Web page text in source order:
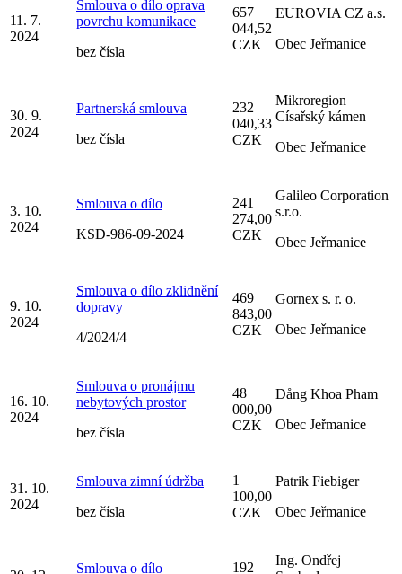
11. 7.
2024
Smlouva o dílo oprava
povrchu komunikace
bez čísla
657
044,52
CZK
EUROVIA CZ a.s.
Obec Jeřmanice
30. 9.
2024
Partnerská smlouva
bez čísla
232
040,33
CZK
Mikroregion
Císařský kámen
Obec Jeřmanice
3. 10.
2024
Smlouva o dílo
KSD-986-09-2024
241
274,00
CZK
Galileo Corporation
s.r.o.
Obec Jeřmanice
9. 10.
2024
Smlouva o dílo zklidnění
dopravy
4/2024/4
469
843,00
CZK
Gornex s. r. o.
Obec Jeřmanice
16. 10.
2024
Smlouva o pronájmu
nebytových prostor
bez čísla
48
000,00
CZK
Dång Khoa Pham
Obec Jeřmanice
31. 10.
2024
Smlouva zimní údržba
bez čísla
1
100,00
CZK
Patrik Fiebiger
Obec Jeřmanice
Smlouva o dílo
192
Ing. Ondřej